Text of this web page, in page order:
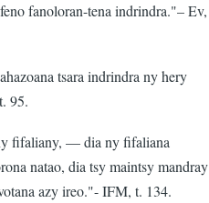
fanoloran-tena indrindra."– Ev,
tsara indrindra ny hery
95.
fifaliany, — dia ny fifaliana
natao, dia tsy maintsy mandray
azy ireo."- IFM, t. 134.